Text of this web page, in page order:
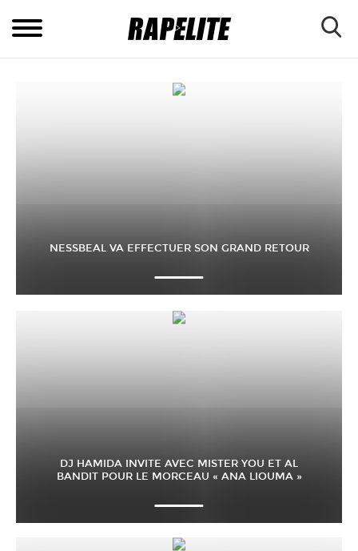
NESSBEAL VA EFFECTUER SON GRAND RETOUR
DJ HAMIDA INVITE AVEC MISTER YOU ET AL
BANDIT POUR LE MORCEAU « ANA LIOUMA »